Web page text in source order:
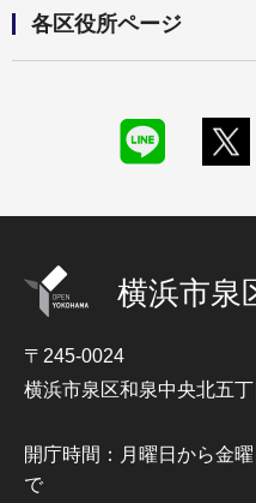
各区役所ページ
横浜市泉
〒245-0024
横浜市泉区和泉中央北五
開庁時間：月曜日から金
で